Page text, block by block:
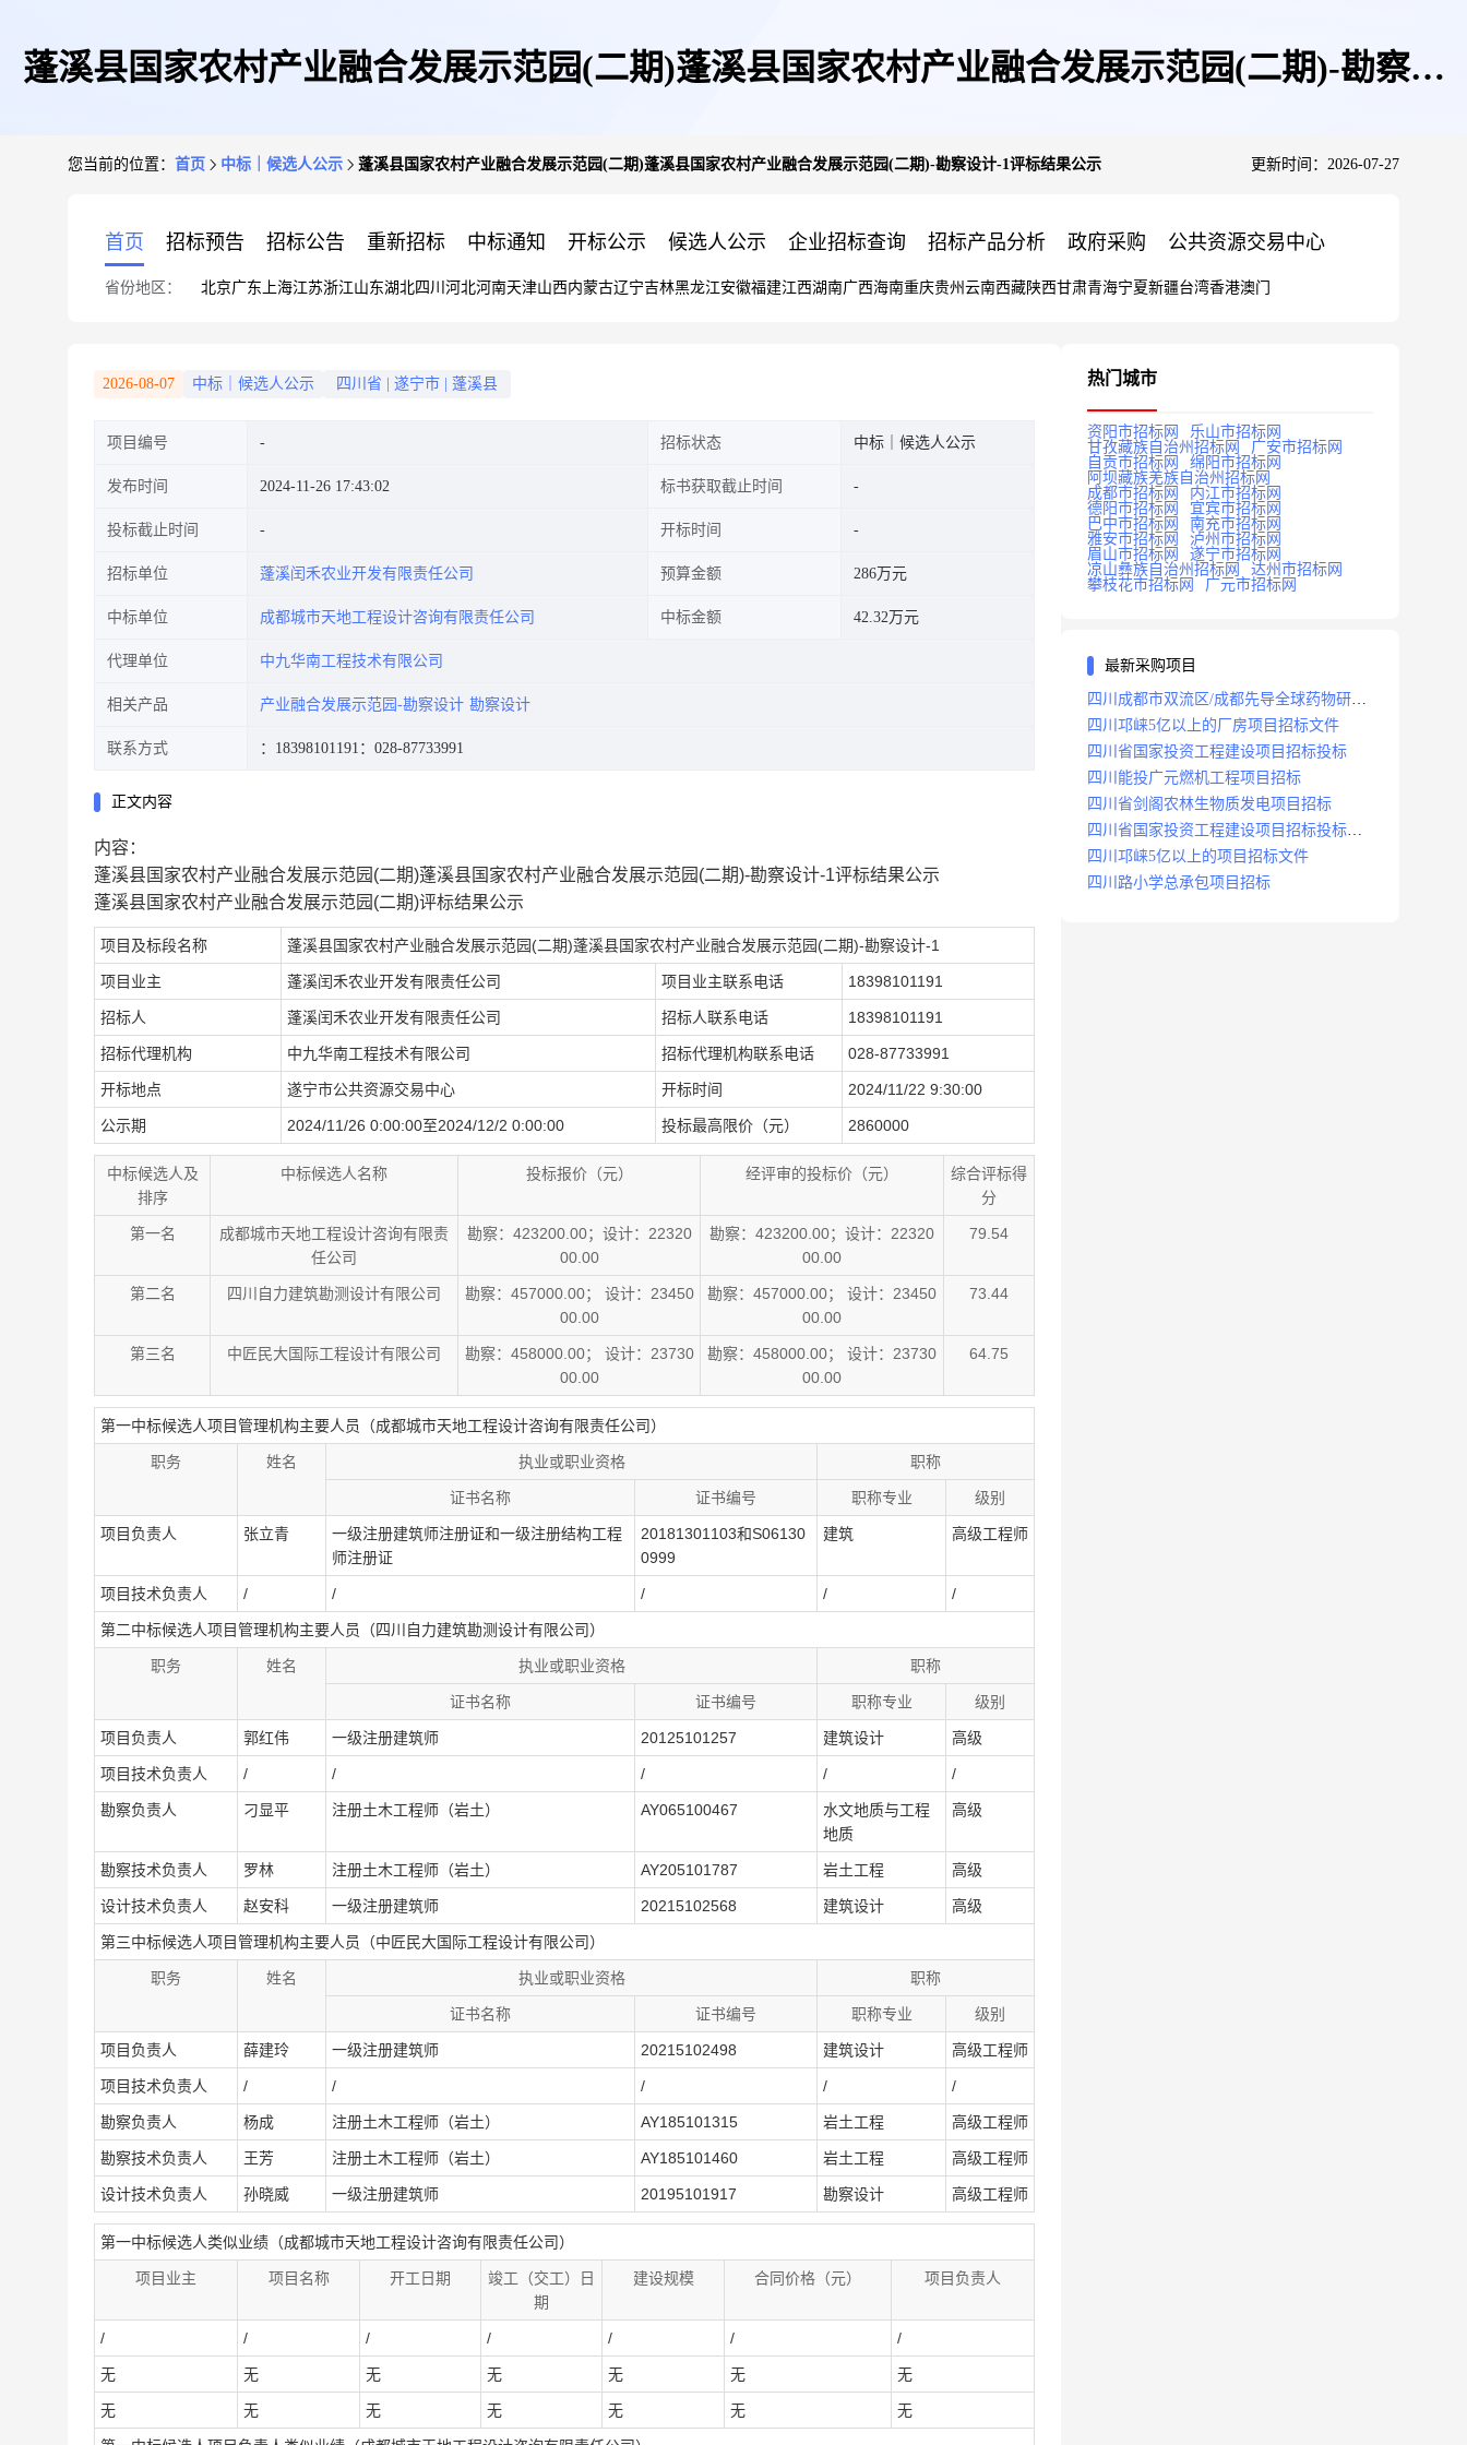
蓬溪县国家农村产业融合发展示范园(二期)蓬溪县国家农村产业融合发展示范园(二期)-勘察设
您当前的位置： 首页 中标｜候选人公示 蓬溪县国家农村产业融合发展示范园(二期)蓬溪县国家农村产业融合发展示范园(二期)-勘察设计-1评标结果公示 更新时间：2026-07-27
首页 招标预告 招标公告 重新招标 中标通知 开标公示 候选人公示 企业招标查询 招标产品分析 政府采购 公共资源交易中心
省份地区： 北京广东 上海江苏浙江山东湖北四川 河北河南天津山西内蒙古辽宁吉林黑龙江安徽福建江西湖南广西海南重庆贵州 云南西藏陕西甘肃青海宁夏新疆台湾香港澳门
2026-08-07 中标｜候选人公示 四川省 遂宁市 蓬溪县
项目编号 招标状态 中标｜候选人公示
发布时间 2024-11-26 17:43:02 标书获取截止时间
投标截止时间 开标时间
招标单位 蓬溪闰禾农业开发有限责任公司 预算金额 286万元
中标单位 成都城市天地工程设计咨询有限责任公司 中标金额 42.32万元
代理单位 中九华南工程技术有限公司
相关产品 产业融合发展示范园-勘察设计 勘察设计
联系方式 ：18398101191 ：028-87733991
正文内容
内容：
蓬溪县国家农村产业融合发展示范园(二期)蓬溪县国家农村产业融合发展示范园(二期)-勘察设计-1评标结果公示
蓬溪县国家农村产业融合发展示范园(二期)评标结果公示
项目及标段名称 蓬溪县国家农村产业融合发展示范园(二期)蓬溪县国家农村产业融合发展示范园(二期)-勘察设计-1
项目业主 蓬溪闰禾农业开发有限责任公司 项目业主联系电话 18398101191
招标人 蓬溪闰禾农业开发有限责任公司 招标人联系电话 18398101191
招标代理机构 中九华南工程技术有限公司 招标代理机构联系电话 028-87733991
开标地点 遂宁市公共资源交易中心 开标时间 2024/11/22 9:30:00
公示期 2024/11/26 0:00:00至2024/12/2 0:00:00 投标最高限价（元） 2860000
中标候选人及
排序
中标候选人名称 投标报价（元） 经评审的投标价（元）
综合评标得
分
第一名
成都城市天地工程设计咨询有限责
任公司
勘察：423200.00；设计：22320
00.00
勘察：423200.00；设计：22320
00.00
79.54
第二名 四川自力建筑勘测设计有限公司
勘察：457000.00； 设计：23450
00.00
勘察：457000.00； 设计：23450
00.00
73.44
第三名 中匠民大国际工程设计有限公司
勘察：458000.00； 设计：23730
00.00
勘察：458000.00； 设计：23730
00.00
64.75
第一中标候选人项目管理机构主要人员（成都城市天地工程设计咨询有限责任公司）
职务 姓名 执业或职业资格 职称
证书名称 证书编号 职称专业 级别
项目负责人 张立青
一级注册建筑师注册证和一级注册结构工程
师注册证
20181301103和S06130
0999
建筑 高级工程师
项目技术负责人 / / / / /
第二中标候选人项目管理机构主要人员（四川自力建筑勘测设计有限公司）
职务 姓名 执业或职业资格 职称
证书名称 证书编号 职称专业 级别
项目负责人 郭红伟 一级注册建筑师 20125101257 建筑设计 高级
项目技术负责人 / / / / /
勘察负责人 刁显平 注册土木工程师（岩土） AY065100467
水文地质与工程
地质
高级
勘察技术负责人 罗林 注册土木工程师（岩土） AY205101787 岩土工程 高级
设计技术负责人 赵安科 一级注册建筑师 20215102568 建筑设计 高级
第三中标候选人项目管理机构主要人员（中匠民大国际工程设计有限公司）
职务 姓名 执业或职业资格 职称
证书名称 证书编号 职称专业 级别
项目负责人 薛建玲 一级注册建筑师 20215102498 建筑设计 高级工程师
项目技术负责人 / / / / /
勘察负责人 杨成 注册土木工程师（岩土） AY185101315 岩土工程 高级工程师
勘察技术负责人 王芳 注册土木工程师（岩土） AY185101460 岩土工程 高级工程师
设计技术负责人 孙晓威 一级注册建筑师 20195101917 勘察设计 高级工程师
第一中标候选人类似业绩（成都城市天地工程设计咨询有限责任公司）
项目业主 项目名称 开工日期
竣工（交工）日
期
建设规模 合同价格（元） 项目负责人
/ / / / / / /
无 无 无 无 无 无 无
无 无 无 无 无 无 无
热门城市
资阳市招标网
乐山市招标网
甘孜藏族自治州招标网
广安市招标网
自贡市招标网
绵阳市招标网
阿坝藏族羌族自治州招标网
成都市招标网
内江市招标网
德阳市招标网
宜宾市招标网
巴中市招标网
南充市招标网
雅安市招标网
泸州市招标网
眉山市招标网
遂宁市招标网
凉山彝族自治州招标网
达州市招标网
攀枝花市招标网
广元市招标网
最新采购项目
四川成都市双流区/成都先导全球药物研发
生产基地(一期)(dj)项目招标标段
四川邛崃5亿以上的厂房项目招标文件
四川省国家投资工程建设项目招标投标
四川能投广元燃机工程项目招标
四川省剑阁农林生物质发电项目招标
四川省国家投资工程建设项目招标投标
2008年版
四川邛崃5亿以上的项目招标文件
四川路小学总承包项目招标